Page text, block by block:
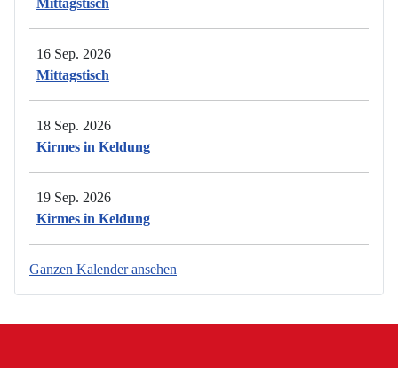
Mittagstisch
16 Sep. 2026
Mittagstisch
18 Sep. 2026
Kirmes in Keldung
19 Sep. 2026
Kirmes in Keldung
Ganzen Kalender ansehen